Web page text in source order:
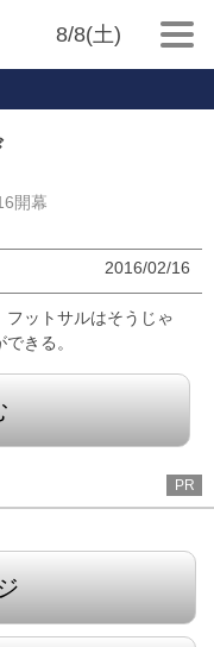
8/8(土)
開幕
2016/02/16
ットサルはそうじゃ
きる。
PR